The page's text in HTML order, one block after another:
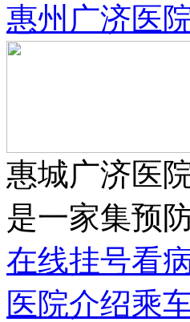
惠州广济医
惠城广济医
是一家集预
在线挂号看
医院介绍乘